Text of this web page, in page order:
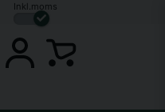
Inkl.moms